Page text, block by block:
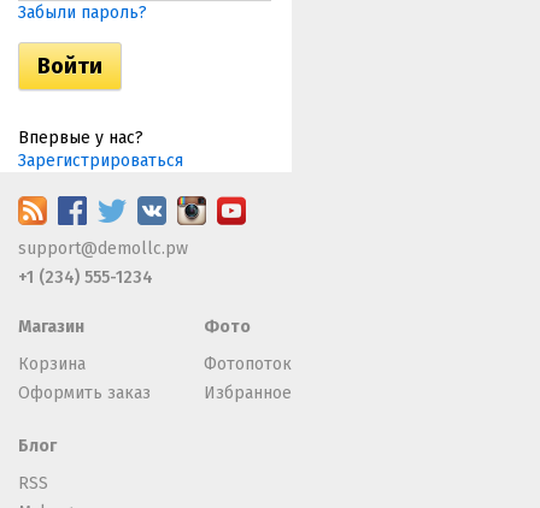
Забыли пароль?
Впервые у нас?
Зарегистрироваться
support@demollc.pw
+1 (234) 555-1234
Магазин
Корзина
Оформить заказ
Фото
Фотопоток
Избранное
Блог
RSS